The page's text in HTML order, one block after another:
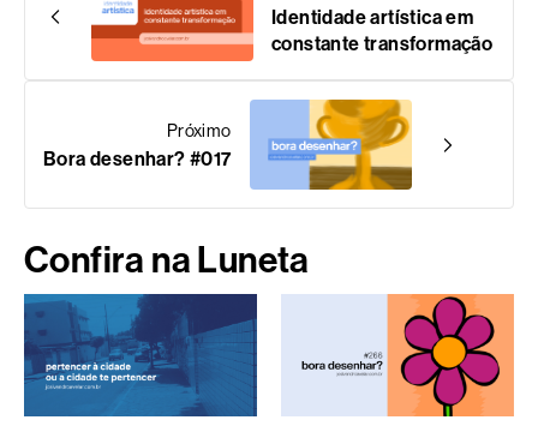
Identidade artística em
constante transformação
Próximo
Bora desenhar? #017
Confira na Luneta